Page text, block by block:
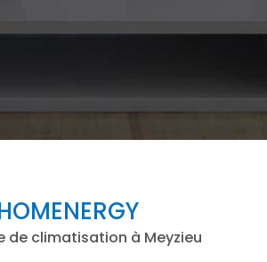
de climatisation à Meyzieu